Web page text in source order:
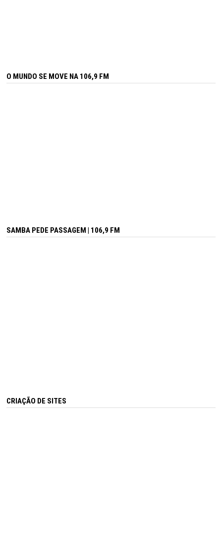
O MUNDO SE MOVE NA 106,9 FM
SAMBA PEDE PASSAGEM | 106,9 FM
CRIAÇÃO DE SITES